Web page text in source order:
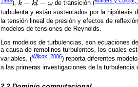
), k − kl − ω
k- kl- ω de transición (
turbulenta y están sustentados por la hipótesis
la tensión lineal de presión y efectos de
modelos de tensiones de Reynolds.
Los modelos de turbulencias, son ecuaciones
a causa de remolinos turbulentos, los cuales
variables. (Wilcox, 2006) reporta diferentes
a las primeras investigaciones de la turbulencia